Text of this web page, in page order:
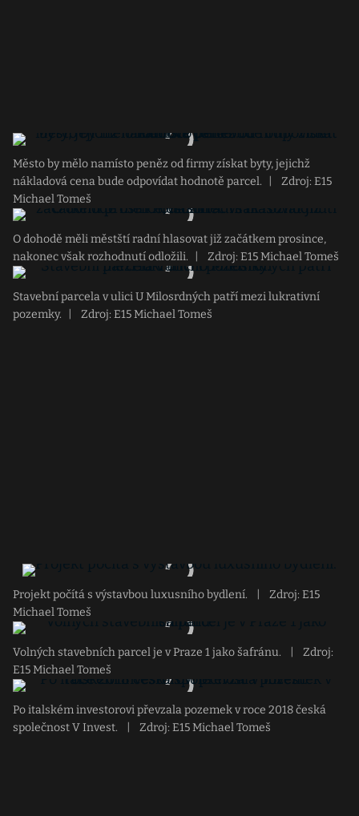
Město by mělo namísto peněz od firmy získat byty, jejichž
nákladová cena bude odpovídat hodnotě parcel.
Zdroj: E15
Michael Tomeš
O dohodě měli městští radní hlasovat již začátkem prosince,
nakonec však rozhodnutí odložili.
Zdroj: E15 Michael Tomeš
Stavební parcela v ulici U Milosrdných patří mezi lukrativní
pozemky.
Zdroj: E15 Michael Tomeš
Projekt počítá s výstavbou luxusního bydlení.
Zdroj: E15
Michael Tomeš
Volných stavebních parcel je v Praze 1 jako šafránu.
Zdroj:
E15 Michael Tomeš
Po italském investorovi převzala pozemek v roce 2018 česká
společnost V Invest.
Zdroj: E15 Michael Tomeš